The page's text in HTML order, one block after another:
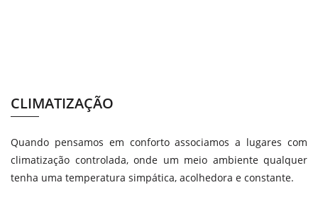
CLIMATIZAÇÃO
Quando pensamos em conforto associamos a lugares com
climatização controlada, onde um meio ambiente qualquer
tenha uma temperatura simpática, acolhedora e constante.